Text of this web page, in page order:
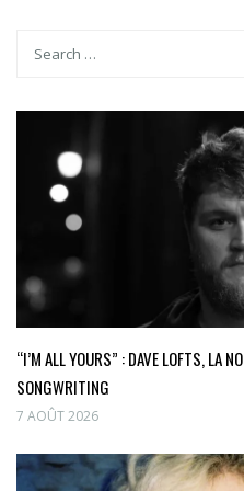
“I’M ALL YOURS” : DAVE LOFTS, LA
SONGWRITING
7 AOÛT 2026